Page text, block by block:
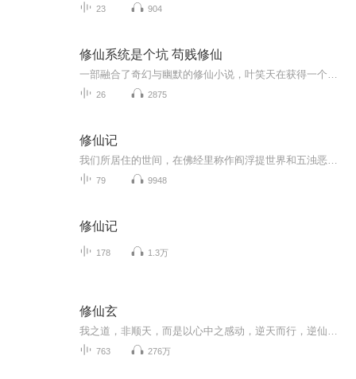
23 904
修仙系统是个坑 苟贱修仙
26 2875
修仙记
79 9948
修仙记
178 1.3万
修仙玄
763 276万